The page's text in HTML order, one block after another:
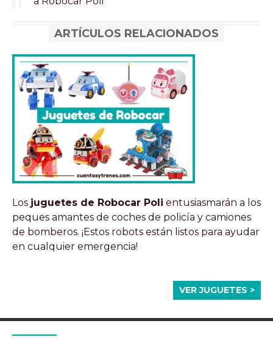
ARTÍCULOS RELACIONADOS
Los juguetes de Robocar Poli entusiasmarán a los
peques amantes de coches de policía y camiones
de bomberos. ¡Estos robots están listos para ayudar
en cualquier emergencia!
VER JUGUETES >